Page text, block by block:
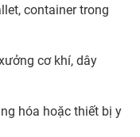
container trong
cơ khí, dây
hóa hoặc thiết bị y